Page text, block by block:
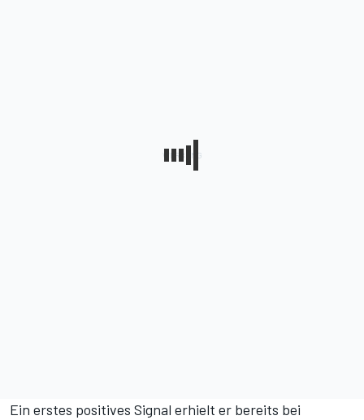
Ein erstes positives Signal erhielt er bereits bei